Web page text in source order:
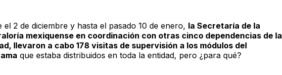
el 2 de diciembre y hasta el pasado 10 de enero, la Secretaría de la
mexiquense en coordinación con otras cinco dependencias de la
llevaron a cabo 178 visitas de supervisión a los módulos del
que estaba distribuidos en toda la entidad, pero ¿para qué?